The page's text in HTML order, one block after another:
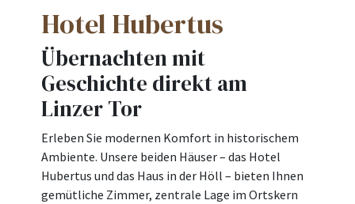
Hotel Hubertus
Übernachten mit
Geschichte direkt am
Linzer Tor
Erleben Sie modernen Komfort in historischem
Ambiente. Unsere beiden Häuser – das Hotel
Hubertus und das Haus in der Höll – bieten Ihnen
gemütliche Zimmer, zentrale Lage im Ortskern